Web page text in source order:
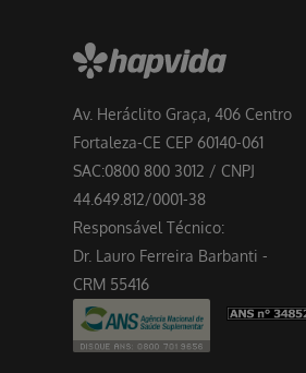
Av. Heráclito Graça, 406 Centro
Fortaleza-CE CEP 60140-061
SAC:0800 800 3012 / CNPJ
44.649.812/0001-38
Responsável Técnico:
Dr. Lauro Ferreira Barbanti -
CRM 55416